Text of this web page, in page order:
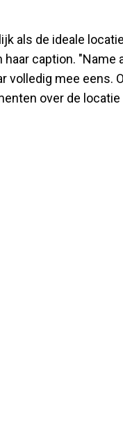
als de ideale
haar caption.
volledig mee eens.
over de locatie